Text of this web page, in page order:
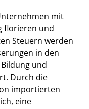
mit
florieren und
Steuern werden
in den
und
Durch die
importierten
eine